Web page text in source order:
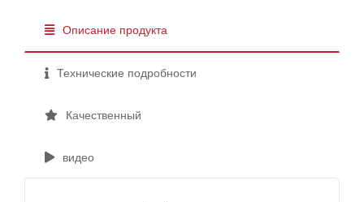
Описание продукта
Технические подробности
Качественный
видео